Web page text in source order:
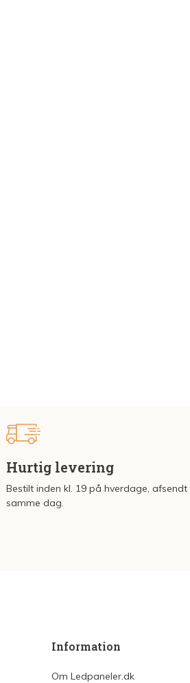
Hurtig levering
Bestilt inden kl. 19 på hverdage, afsendt
samme dag.
Information
Om Ledpaneler.dk